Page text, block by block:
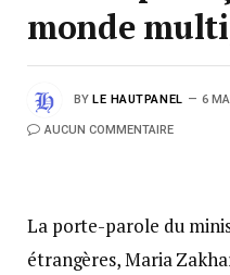
monde
BY LE HAUTPANEL 6
AUCUN COMMENTAIRE
La porte-parole du
étrangères, Maria